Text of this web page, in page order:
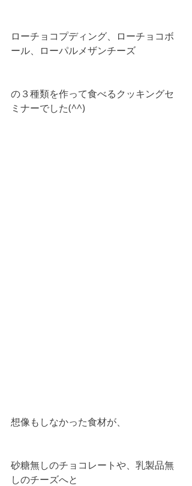
ローチョコプディング、ローチョコボ
ール、ローパルメザンチーズ
の３種類を作って食べるクッキングセ
ミナーでした(^^)
想像もしなかった食材が、
砂糖無しのチョコレートや、乳製品無
しのチーズへと